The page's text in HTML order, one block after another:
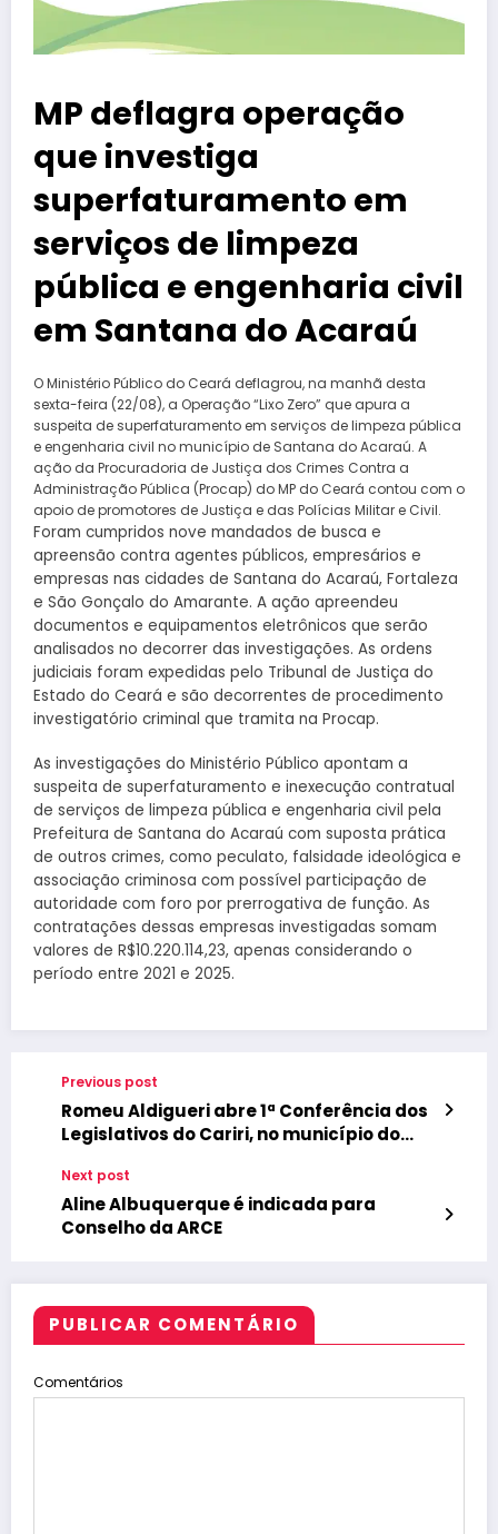
MP deflagra operação
que investiga
superfaturamento em
serviços de limpeza
pública e engenharia civil
em Santana do Acaraú
O Ministério Público do Ceará deflagrou, na manhã desta
sexta-feira (22/08), a Operação “Lixo Zero” que apura a
suspeita de superfaturamento em serviços de limpeza pública
e engenharia civil no município de Santana do Acaraú. A
ação da Procuradoria de Justiça dos Crimes Contra a
Administração Pública (Procap) do MP do Ceará contou com o
apoio de promotores de Justiça e das Polícias Militar e Civil.
Foram cumpridos nove mandados de busca e
apreensão contra agentes públicos, empresários e
empresas nas cidades de Santana do Acaraú, Fortaleza
e São Gonçalo do Amarante. A ação apreendeu
documentos e equipamentos eletrônicos que serão
analisados no decorrer das investigações. As ordens
judiciais foram expedidas pelo Tribunal de Justiça do
Estado do Ceará e são decorrentes de procedimento
investigatório criminal que tramita na Procap.
As investigações do Ministério Público apontam a
suspeita de superfaturamento e inexecução contratual
de serviços de limpeza pública e engenharia civil pela
Prefeitura de Santana do Acaraú com suposta prática
de outros crimes, como peculato, falsidade ideológica e
associação criminosa com possível participação de
autoridade com foro por prerrogativa de função. As
contratações dessas empresas investigadas somam
valores de R$10.220.114,23, apenas considerando o
período entre 2021 e 2025.
Previous post
Romeu Aldigueri abre 1ª Conferência dos
Legislativos do Cariri, no município do
Next post
Aline Albuquerque é indicada para
Conselho da ARCE
PUBLICAR COMENTÁRIO
Comentários